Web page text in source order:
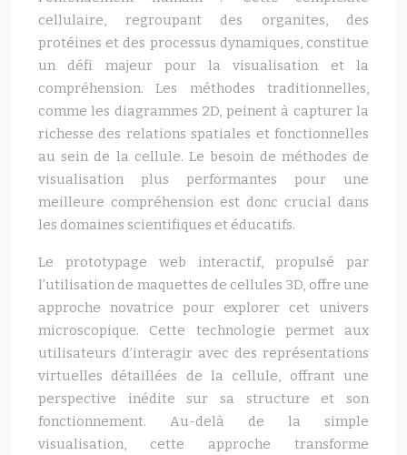
cellulaire, regroupant des organites, des
protéines et des processus dynamiques, constitue
un défi majeur pour la visualisation et la
compréhension. Les méthodes traditionnelles,
comme les diagrammes 2D, peinent à capturer la
richesse des relations spatiales et fonctionnelles
au sein de la cellule. Le besoin de méthodes de
visualisation plus performantes pour une
meilleure compréhension est donc crucial dans
les domaines scientifiques et éducatifs.
Le prototypage web interactif, propulsé par
l’utilisation de maquettes de cellules 3D, offre une
approche novatrice pour explorer cet univers
microscopique. Cette technologie permet aux
utilisateurs d’interagir avec des représentations
virtuelles détaillées de la cellule, offrant une
perspective inédite sur sa structure et son
fonctionnement. Au-delà de la simple
visualisation, cette approche transforme